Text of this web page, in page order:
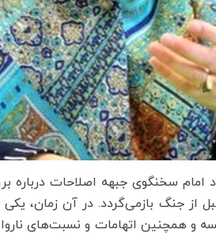
امام سخنگوی جبهه اصلاحات
از جنگ بازمی‌گردد. در آن زمان،
همچنین اتهامات و نسبت‌های ناروا